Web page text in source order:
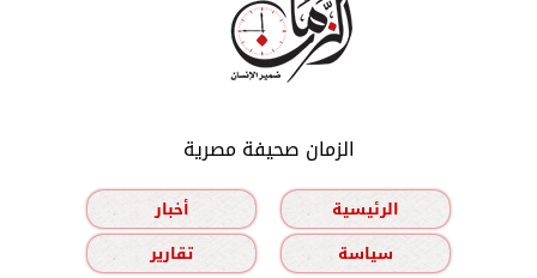
الزمان صحيفة مصرية
الرئيسية
أخبار
سياسة
تقارير